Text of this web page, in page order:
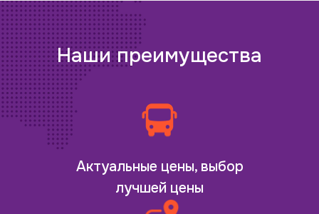
Наши преимущества
Актуальные цены, выбор
лучшей цены